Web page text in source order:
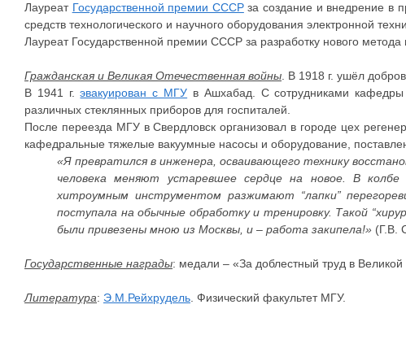
Лауреат Государственной премии СССРза создание и внедрение в
средств технологического и научного оборудования электронной
Лауреат Государственной премии СССР за разработку нового
Гражданская и Великая Отечественная войны . В 1918 г. ушёл
В 1941 г.эвакуирован с МГУ в Ашхабад. С сотрудниками кафедры
различных стеклянных приборов для госпиталей.
После переезда МГУ в Свердловск организовал в городе цех
кафедральные тяжелые вакуумные насосы и оборудование,
«Я превратился в инженера, осваивающего технику
человека меняют устаревшее сердце на новое. В
хитроумным инструментом разжимают “лапки”
поступала на обычные обработку и тренировку. Такой
были привезены мною из Москвы, и – работа закипела!» (Г.В.
Государственные награды: медали – «За доблестный труд в Великой
Литература: Э.М.Рейхрудель . Физический факультет МГУ.